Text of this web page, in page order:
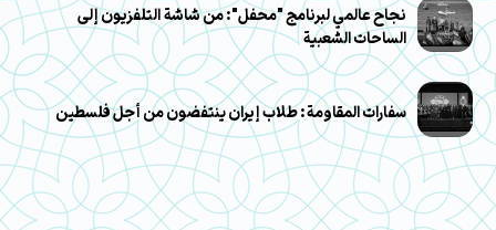
نجاح عالمي لبرنامج "محفل": من شاشة التلفزيون إلى
الساحات الشعبية
سفارات المقاومة: طلاب إيران ينتفضون من أجل فلسطين